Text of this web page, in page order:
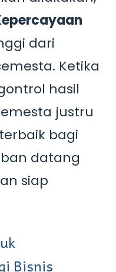
dari
Ketika
hasil
justru
bagi
datang
siap
Bisnis